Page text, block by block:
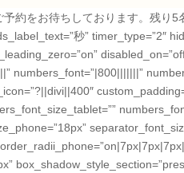
約をお待ちしております。残り
秒” timer_type=”2″
numbers_font=”|800|||||||”